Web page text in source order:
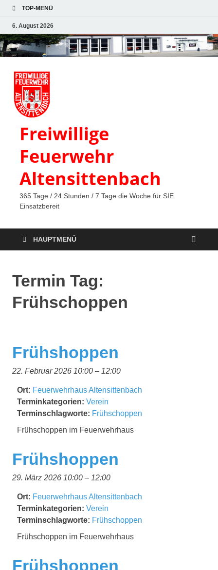
TOP-MENÜ
6. August 2026
Freiwillige
Feuerwehr
Altensittenbach
365 Tage / 24 Stunden / 7 Tage die Woche für SIE
Einsatzbereit
HAUPTMENÜ
Termin Tag:
Frühschoppen
Frühshoppen
22. Februar 2026 10:00 – 12:00
Ort: Feuerwehrhaus Altensittenbach
Terminkategorien: Verein
Terminschlagworte: Frühschoppen
Frühschoppen im Feuerwehrhaus
Frühshoppen
29. März 2026 10:00 – 12:00
Ort: Feuerwehrhaus Altensittenbach
Terminkategorien: Verein
Terminschlagworte: Frühschoppen
Frühschoppen im Feuerwehrhaus
Frühshoppen